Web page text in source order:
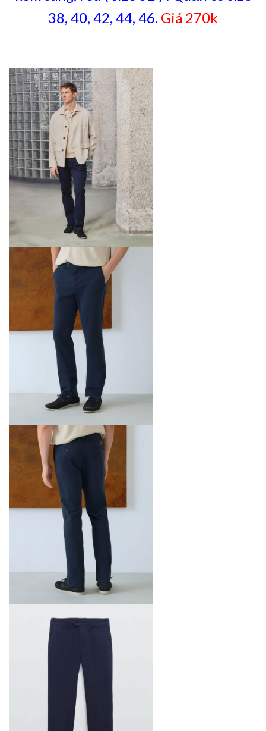
38, 40, 42, 44, 46. Giá 270k